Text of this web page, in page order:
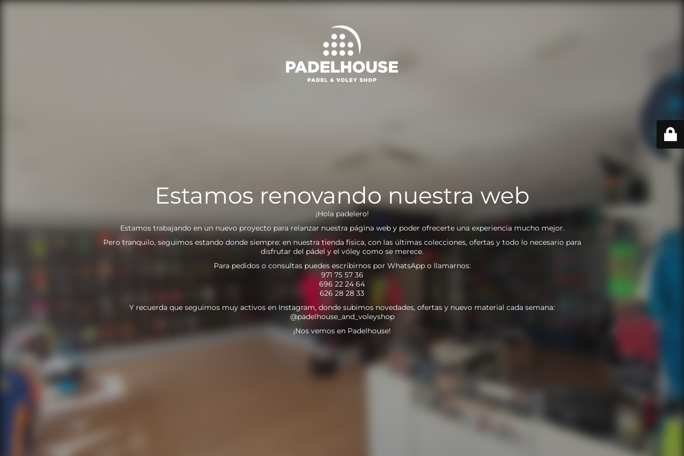
Estamos renovando nuestra web
¡Hola padelero!
Estamos trabajando en un nuevo proyecto para relanzar nuestra página web y poder ofrecerte una experiencia mucho mejor.
Pero tranquilo, seguimos estando donde siempre: en nuestra tienda física, con las últimas colecciones, ofertas y todo lo necesario para
disfrutar del pádel y el vóley como se merece.
Para pedidos o consultas puedes escribirnos por WhatsApp o llamarnos:
971 75 57 36
696 22 24 64
626 28 28 33
Y recuerda que seguimos muy activos en Instagram, donde subimos novedades, ofertas y nuevo material cada semana:
@padelhouse_and_voleyshop
¡Nos vemos en Padelhouse!